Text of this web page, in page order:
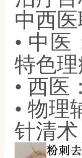
中西医
• 中
特色理
• 西医
• 物理
针清术